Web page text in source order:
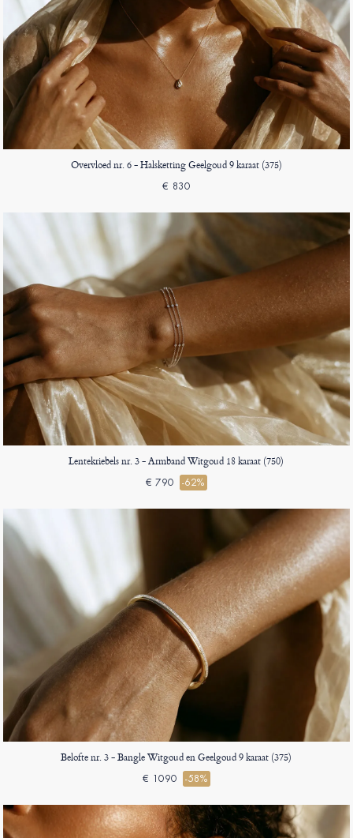
Overvloed nr. 6 - Halsketting Geelgoud 9 karaat (375)
€ 830
Lentekriebels nr. 3 - Armband Witgoud 18 karaat (750)
€ 790 -62%
Belofte nr. 3 - Bangle Witgoud en Geelgoud 9 karaat (375)
€ 1090 -58%